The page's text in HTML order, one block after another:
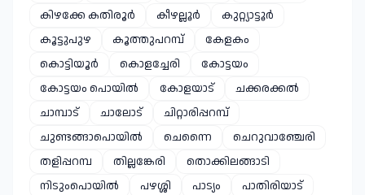
കിഴക്കേ കതിരൂർ
കീഴല്ലൂർ
കുറ്റ്യാട്ടൂർ
കൂട്ടുപുഴ
കൂത്തുപറമ്പ്
കേളകം
കൊട്ടിയൂർ
കൊളച്ചേരി
കോട്ടയം
കോട്ടയം പൊയിൽ
കോളയാട്
ചക്കരക്കൽ
ചാമ്പാട്
ചാലോട്
ചിറ്റാരിപ്പറമ്പ്
ചുണ്ടങ്ങാപൊയിൽ
ചെന്നൈ
ചെറുവാഞ്ചേരി
തളിപ്പറമ്പ
തില്ലങ്കേരി
തൊക്കിലങ്ങാടി
നിടുംപൊയിൽ
പഴശ്ശി പാട്യം
പാതിരിയാട്